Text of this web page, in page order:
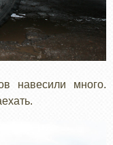
навесили много.